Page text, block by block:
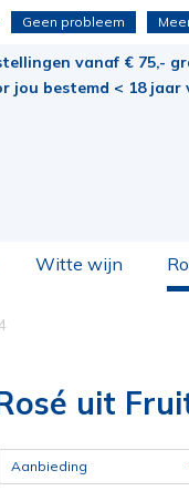
Geen probleem
vanaf € 75,-
jou bestemd < 18
Witte wijn
uit
Aanbieding